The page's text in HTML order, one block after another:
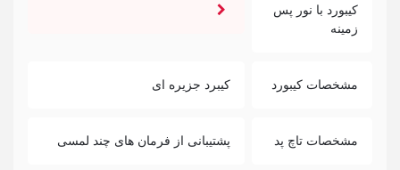
کیبورد با نور پس
زمینه
مشخصات کیبورد کیبرد جزیره ای
مشخصات تاچ پد پشتیبانی از فرمان های چند لمسی